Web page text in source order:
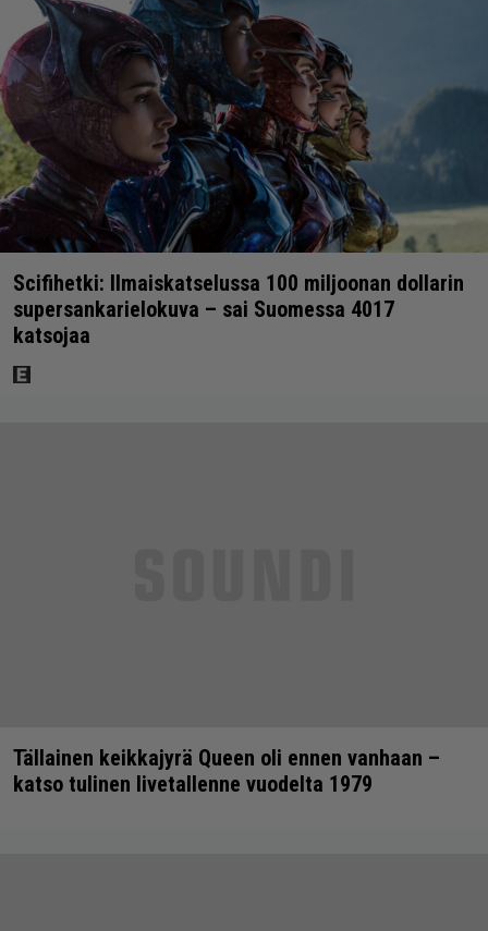
Scifihetki: Ilmaiskatselussa 100 miljoonan dollarin
supersankarielokuva – sai Suomessa 4017
katsojaa
Tällainen keikkajyrä Queen oli ennen vanhaan –
katso tulinen livetallenne vuodelta 1979